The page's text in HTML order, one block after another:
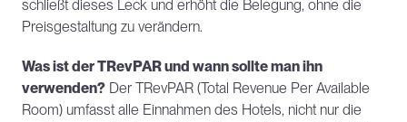
schließt dieses Leck und erhöht die Belegung, ohne die
Preisgestaltung zu verändern.
Was ist der TRevPAR und wann sollte man ihn
verwenden? Der TRevPAR (Total Revenue Per Available
Room) umfasst alle Einnahmen des Hotels, nicht nur die